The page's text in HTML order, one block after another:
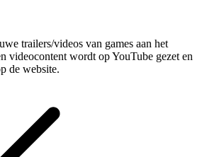
trailers/videos van games aan het
videocontent wordt op YouTube gezet en
de website.